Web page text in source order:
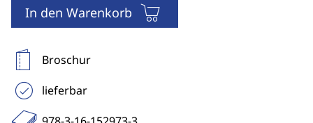
In den Warenkorb
Broschur
lieferbar